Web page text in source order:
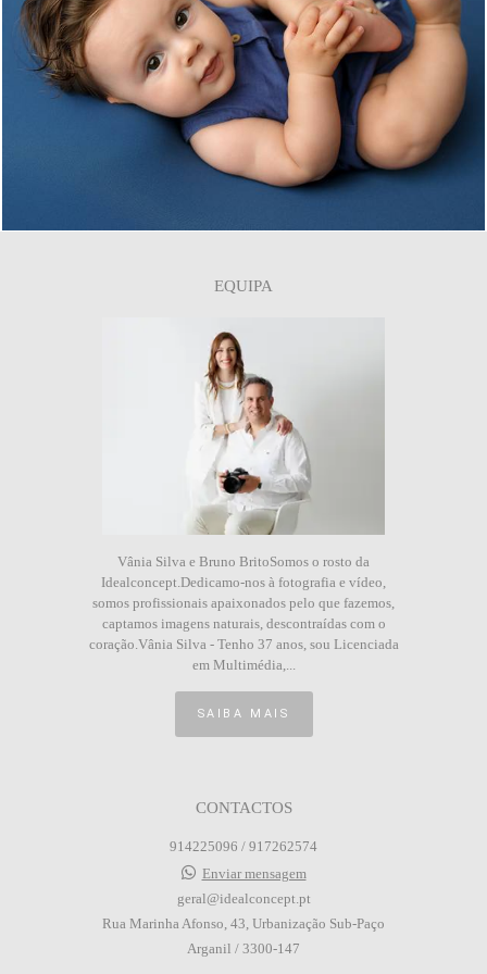
EQUIPA
Vânia Silva e Bruno BritoSomos o rosto da
Idealconcept.Dedicamo-nos à fotografia e vídeo,
somos profissionais apaixonados pelo que fazemos,
captamos imagens naturais, descontraídas com o
coração.Vânia Silva - Tenho 37 anos, sou Licenciada
em Multimédia,...
SAIBA MAIS
CONTACTOS
914225096 / 917262574
Enviar mensagem
geral@idealconcept.pt
Rua Marinha Afonso, 43, Urbanização Sub-Paço
Arganil / 3300-147